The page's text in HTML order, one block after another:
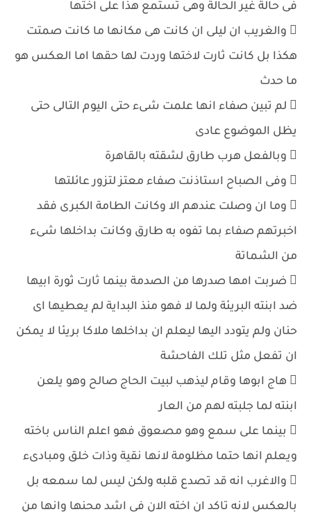
فى حالة غير الحالة وهى تستمع هذا على اختها
 والغريب ان ليلى ان كانت هى مكانها ما كانت صمتت
هكذا بل كانت ثارت لاختها وردت لها حقها اما العكس هو
ما حدث
 لم تبين صفاء انها علمت شىء حتى اليوم التالى حتى
يظل الموضوع عادى
 وبالفعل هرب طارق لشقته بالقاهرة
 وفى الصباح استاذنت صفاء معتز لتزور عائلتها
 وما ان وصلت عندهم الا وكانت الطامة الكبرى فقد
اخبرتهم صفاء بما تفوه به طارق وكانت بداخلها شىء
من الشماتة
 ضربت امها صدرها من الصدمة بينما ثارت ثورة ابيها
ضد ابنته البريئة ولما لا فهو منذ البداية لم يعطيها اى
حنان ولم يتودد اليها ليعلم ان بداخلها ملاكا بريئا لا يمكن
ان تفعل مثل تلك الفاحشة
 هاج ابوها وقام ليذهب لبيت الحاج صالح وهو يلعن
ابنته لما جلبته لهم من العار
 بينما على سمع وهو مصعوق فهو اعلم الناس باخته
ويعلم انها حتما مظلومة لانها نقية وذات خلق ومبادىء
 والاغرب انه قد تصدع قلبه ولكن ليس لما سمعه بل
بالعكس لانه تاكد ان اخته الان فى اشد محنها وانها من